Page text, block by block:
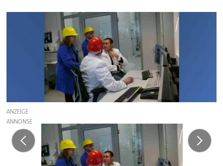
ANZEIGE